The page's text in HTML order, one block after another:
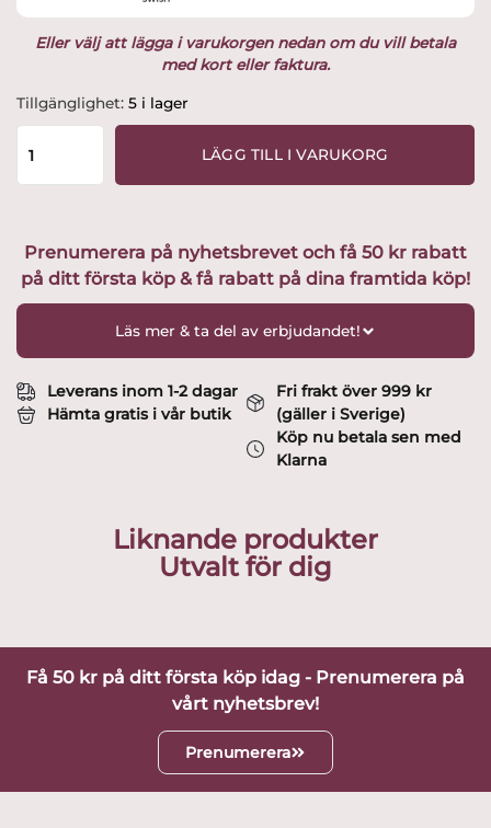
Eller välj att lägga i varukorgen nedan om du vill betala
med kort eller faktura.
Tillgänglighet: 5 i lager
Original
Model
no
Vattenkanna
Vit
Design
Eva
LÄGG TILL I VARUKORG
Prenumerera på nyhetsbrevet och få 50 kr rabatt
på ditt första köp & få rabatt på dina framtida köp!
Läs mer & ta del av erbjudandet!
Leverans inom 1-2 dagar
Hämta gratis i vår butik
Fri frakt över 999 kr
(gäller i Sverige)
Köp nu betala sen med
Klarna
Liknande produkter
Utvalt för dig
Få 50 kr på ditt första köp idag - Prenumerera på
vårt nyhetsbrev!
Prenumerera